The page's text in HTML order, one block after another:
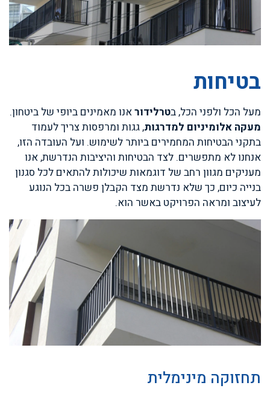
בטיחות
מעל הכל ולפני הכל, בטרלידוראנו מאמינים ביופי של ביטחון.
מעקה אלומיניום למדרגות, גגות ומרפסות צריך לעמוד
בתקני הבטיחות המחמירים ביותר לשימוש. ועל העובדה הזו,
אנחנו לא מתפשרים. לצד הבטיחות והיציבות הנדרשת, אנו
מעניקים מגוון רחב של דוגמאות שיכולות להתאים לכל סגנון
בנייה כיום, כך שלא נדרשת מצד הקבלן פשרה בכל הנוגע
לעיצוב ומראה הפרויקט באשר הוא.
תחזוקה מינימלית